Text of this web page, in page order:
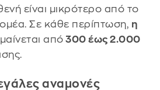
είναι μικρότερο από το
Σε κάθε περίπτωση, η
από 300 έως 2.000
αναμονές